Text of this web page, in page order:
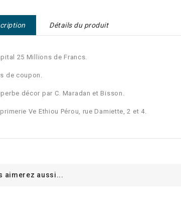
Détails du produit
25 Millions de Francs.
de coupon.
décor par C. Maradan et Bisson.
Ve Ethiou Pérou, rue Damiette, 2 et 4.
aimerez aussi...